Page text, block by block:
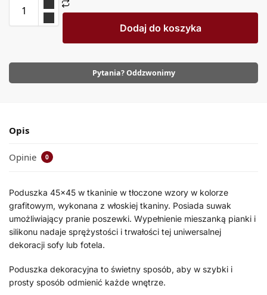
Dodaj do koszyka
Pytania? Oddzwonimy
Opis
Opinie 0
Poduszka 45×45 w tkaninie w tłoczone wzory w kolorze
grafitowym, wykonana z włoskiej tkaniny. Posiada suwak
umożliwiający pranie poszewki. Wypełnienie mieszanką pianki i
silikonu nadaje sprężystości i trwałości tej uniwersalnej
dekoracji sofy lub fotela.
Poduszka dekoracyjna to świetny sposób, aby w szybki i
prosty sposób odmienić każde wnętrze.